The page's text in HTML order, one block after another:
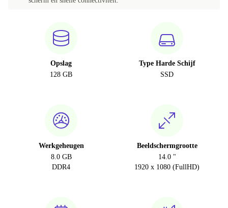
Opslag
128 GB
Type Harde Schijf
SSD
Werkgeheugen
8.0 GB
DDR4
Beeldschermgrootte
14.0 "
1920 x 1080 (FullHD)